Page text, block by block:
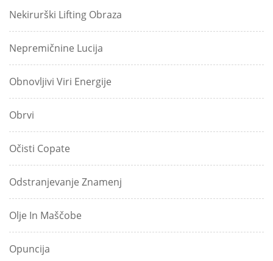
Nekirurški Lifting Obraza
Nepremičnine Lucija
Obnovljivi Viri Energije
Obrvi
Očisti Copate
Odstranjevanje Znamenj
Olje In Maščobe
Opuncija